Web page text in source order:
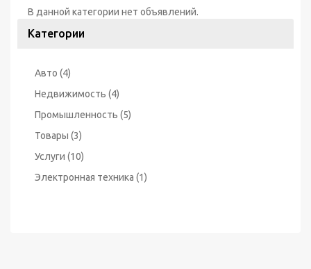
В данной категории нет объявлений.
Категории
Авто (4)
Недвижимость (4)
Промышленность (5)
Товары (3)
Услуги (10)
Электронная техника (1)